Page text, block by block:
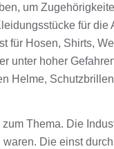
um
für
für Hosen, Shirts,
unter hoher
Helme,
Thema. Die
Die einst